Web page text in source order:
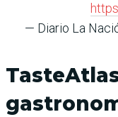
— Diario La